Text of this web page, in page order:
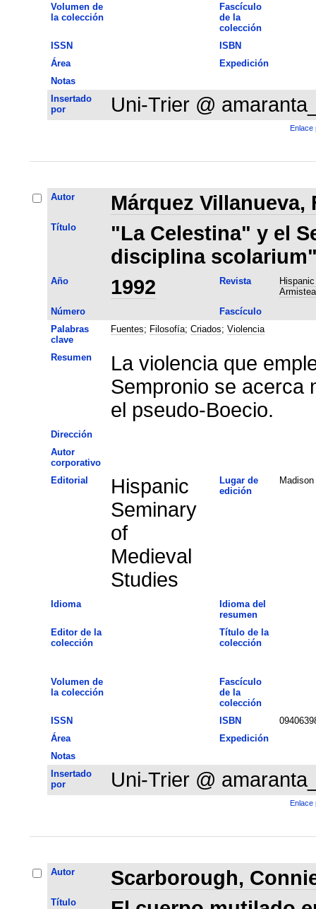
Volumen de
la colección
Fascículo
de la
colección
ISSN
ISBN
Área
Expedición
Notas
Insertado
por
Uni-Trier @
Enlace
Autor Márquez Villanueva,
Título
"La Celestina" y el
disciplina
Año 1992 Revista
Número
Fascículo
Palabras
clave
Fuentes; Filosofía; Criados; Violencia
Resumen
La violencia que
Sempronio se acerca
el pseudo-Boecio.
Dirección
Autor
corporativo
Editorial
Hispanic
Seminary
of
Medieval
Studies
Lugar de
edición
Madison
Idioma
Idioma del
resumen
Editor de la
colección
Título de la
colección
Volumen de
la colección
Fascículo
de la
colección
ISSN
ISBN
Área
Expedición
Notas
Insertado
por
Uni-Trier @
Enlace
Autor Scarborough,
Título